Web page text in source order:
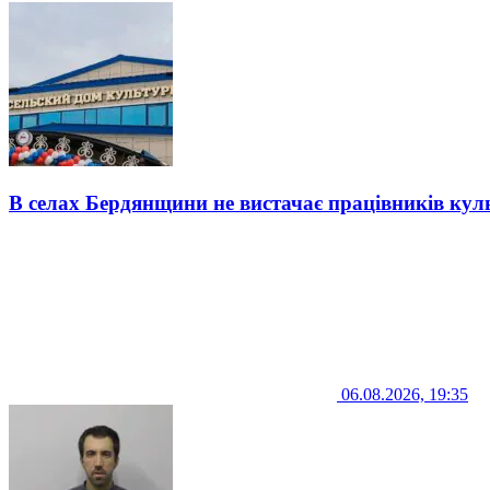
В селах Бердянщини не вистачає працівників
06.08.2026, 19:35